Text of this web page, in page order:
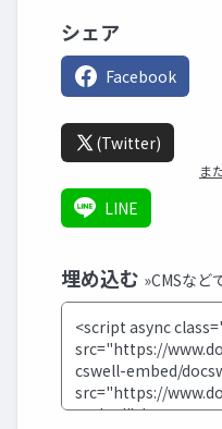
シェア
Facebook
(Twitter)
ま
LINE
埋め込む »CMSなど